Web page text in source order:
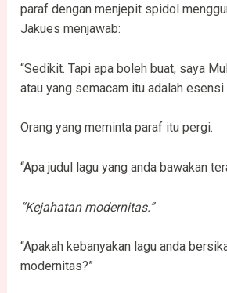
paraf dengan menjepit spidol
Jakues menjawab:
“Sedikit. Tapi apa boleh buat, saya
atau yang semacam itu adalah esensi
Orang yang meminta paraf itu pergi.
“Apa judul lagu yang anda bawakan
“Kejahatan modernitas.”
“Apakah kebanyakan lagu anda
modernitas?”